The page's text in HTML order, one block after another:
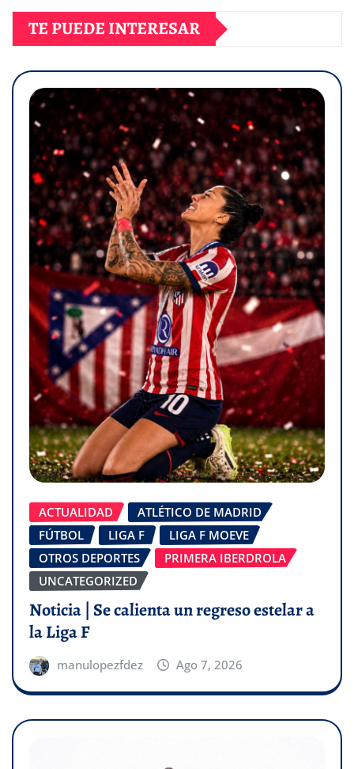
TE PUEDE INTERESAR
ACTUALIDAD
ATLÉTICO DE MADRID
FÚTBOL
LIGA F
LIGA F MOEVE
OTROS DEPORTES
PRIMERA IBERDROLA
UNCATEGORIZED
Noticia | Se calienta un regreso estelar a
la Liga F
manulopezfdez Ago 7, 2026